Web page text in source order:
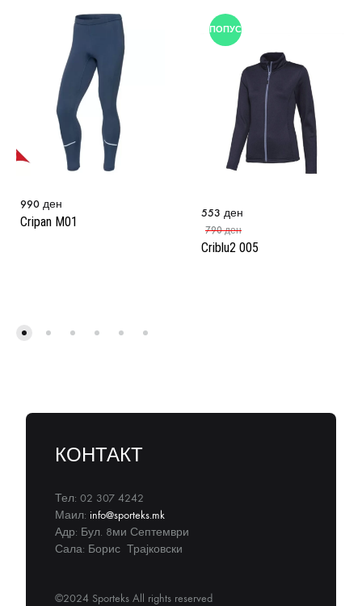
Cripan M01
990 ден
ПОПУСТ
Criblu2 005
553 ден
790ден
КОНТАКТ
Тел: 02 307 4242
Маил: info@sporteks.mk
Адр: Бул. 8ми Септември
Сала: Борис Трајковски
©2024 Sporteks All rights reserved